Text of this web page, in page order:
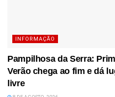
INFORMAÇÃO
Pampilhosa da Serra:
Verão chega ao fim e dá
livre